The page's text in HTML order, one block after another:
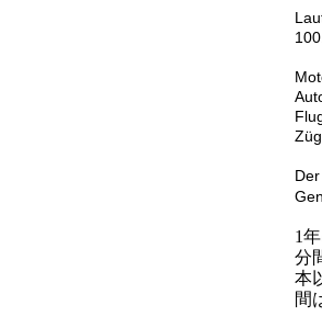
1
分
本
間